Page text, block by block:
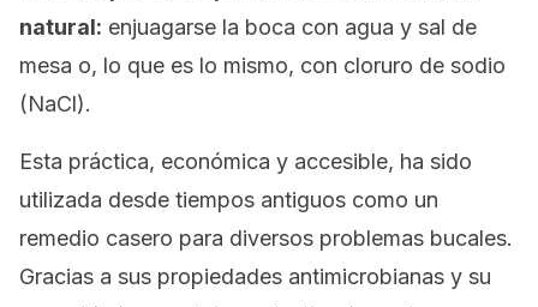
natural: enjuagarse la boca con agua y sal de
mesa o, lo que es lo mismo, con cloruro de sodio
(NaCl).
Esta práctica, económica y accesible, ha sido
utilizada desde tiempos antiguos como un
remedio casero para diversos problemas bucales.
Gracias a sus propiedades antimicrobianas y su